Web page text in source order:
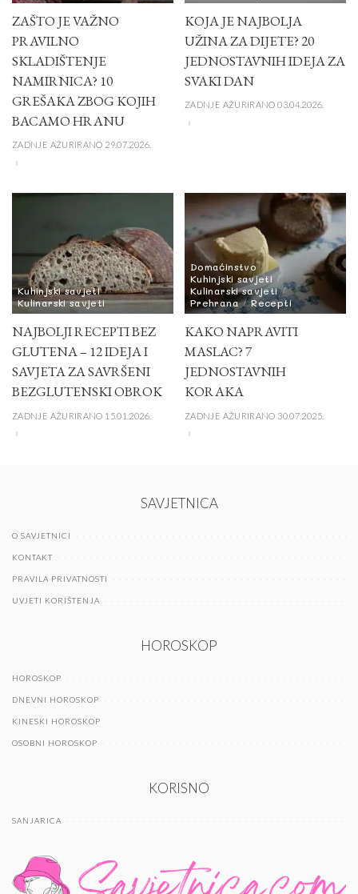
ZAŠTO JE VAŽNO
PRAVILNO
SKLADIŠTENJE
NAMIRNICA? 10
GREŠAKA ZBOG KOJIH
BACAMO HRANU
ZADNJE AŽURIRANO 29.07.2026.
KOJA JE NAJBOLJA
UŽINA ZA DIJETE? 20
JEDNOSTAVNIH IDEJA ZA
SVAKI DAN
ZADNJE AŽURIRANO 03.04.2026.
Kuhinjski savjeti
Kulinarski savjeti
NAJBOLJI RECEPTI BEZ
GLUTENA – 12 IDEJA I
SAVJETA ZA SAVRŠENI
BEZGLUTENSKI OBROK
ZADNJE AŽURIRANO 15.01.2026.
Domaćinstvo
Kuhinjski savjeti
Kulinarski savjeti
Prehrana
Recepti
KAKO NAPRAVITI
MASLAC? 7
JEDNOSTAVNIH
KORAKA
ZADNJE AŽURIRANO 30.07.2025.
SAVJETNICA
O SAVJETNICI
KONTAKT
PRAVILA PRIVATNOSTI
UVJETI KORIŠTENJA
HOROSKOP
HOROSKOP
DNEVNI HOROSKOP
KINESKI HOROSKOP
OSOBNI HOROSKOP
KORISNO
SANJARICA